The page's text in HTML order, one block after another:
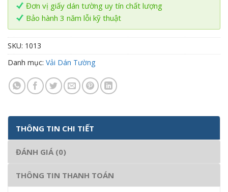
Đơn vị giấy dán tường uy tín chất lượng
Bảo hành 3 năm lỗi kỹ thuật
SKU: 1013
Danh mục: Vải Dán Tường
THÔNG TIN CHI TIẾT
ĐÁNH GIÁ (0)
THÔNG TIN THANH TOÁN